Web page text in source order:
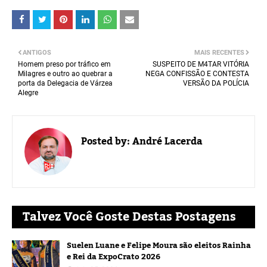
MAIS RECENTES
SUSPEITO DE M4TAR VITÓRIA
NEGA CONFISSÃO E CONTESTA
VERSÃO DA POLÍCIA
ANTIGOS
Homem preso por tráfico em
Milagres e outro ao quebrar a
porta da Delegacia de Várzea
Alegre
Posted by:André Lacerda
Talvez Você Goste Destas Postagens
Suelen Luane e Felipe Moura são eleitos Rainha
e Rei da ExpoCrato 2026